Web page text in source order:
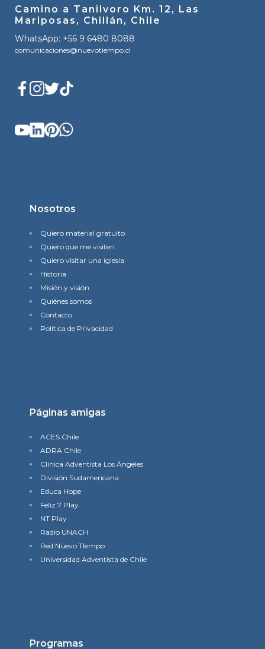
Camino a Tanilvoro Km. 12, Las
Mariposas, Chillán, Chile
WhatsApp: +56 9 6480 8088
comunicaciones@nuevotiempo.cl
Nosotros
Quiero material gratuito
Quiero que me visiten
Quiero visitar una iglesia
Historia
Misión y visión
Quiénes somos
Contacto
Política de Privacidad
Páginas amigas
ACES Chile
ADRA Chile
Clínica Adventista Los Ángeles
División Sudamericana
Educa Hope
Feliz 7 Play
NT Play
Radio UNACH
Red Nuevo TIempo
Universidad Adventista de Chile
Programas